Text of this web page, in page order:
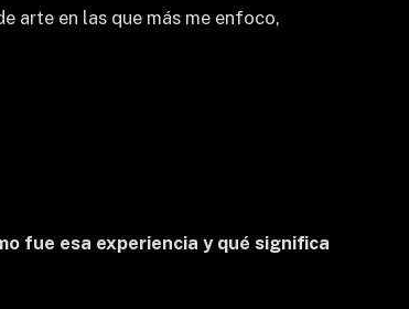
arte en las que más me enfoco,
fue esa experiencia y qué significa